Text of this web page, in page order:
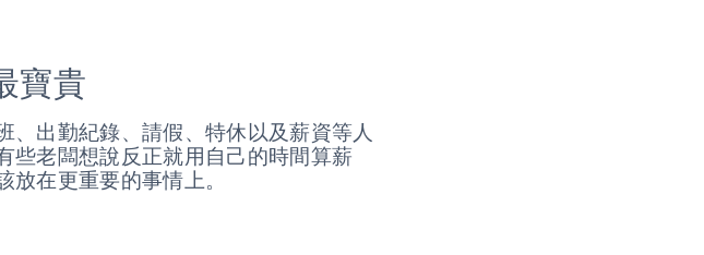
寶貴
、出勤紀錄、請假、特休以及薪資等人
些老闆想說反正就用自己的時間算薪
在更重要的事情上。